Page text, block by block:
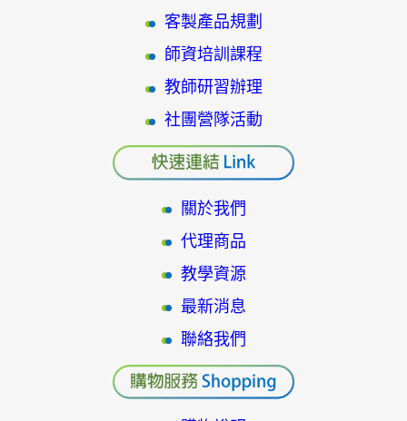
客製產品規劃
師資培訓課程
教師研習辦理
社團營隊活動
關於我們
代理商品
教學資源
最新消息
聯絡我們